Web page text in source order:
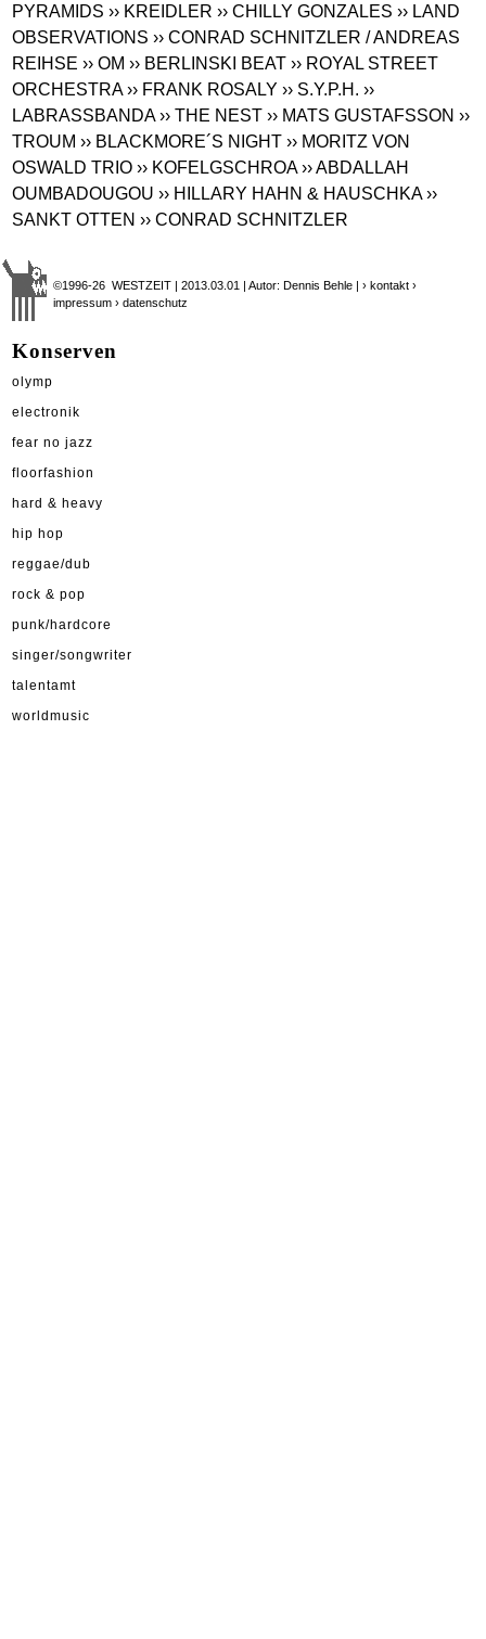
PYRAMIDS ›› KREIDLER ›› CHILLY GONZALES ›› LAND
OBSERVATIONS ›› CONRAD SCHNITZLER / ANDREAS
REIHSE ›› OM ›› BERLINSKI BEAT ›› ROYAL STREET
ORCHESTRA ›› FRANK ROSALY ›› S.Y.P.H. ››
LABRASSBANDA ›› THE NEST ›› MATS GUSTAFSSON ››
TROUM ›› BLACKMORE´S NIGHT ›› MORITZ VON
OSWALD TRIO ›› KOFELGSCHROA ›› ABDALLAH
OUMBADOUGOU ›› HILLARY HAHN & HAUSCHKA ››
SANKT OTTEN ›› CONRAD SCHNITZLER
©1996-26 WESTZEIT | 2013.03.01 | Autor: Dennis Behle |› kontakt ›
impressum › datenschutz
Konserven
olymp
electronik
fear no jazz
floorfashion
hard & heavy
hip hop
reggae/dub
rock & pop
punk/hardcore
singer/songwriter
talentamt
worldmusic